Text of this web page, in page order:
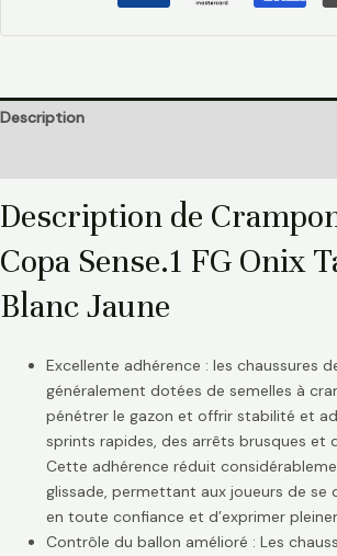
Description
Description de
Copa Sense.1 FG Onix
Blanc Jaune
Excellente adhérence : les chaussures
généralement dotées de semelles à
pénétrer le gazon et offrir stabilité et
sprints rapides, des arrêts brusques et
Cette adhérence réduit
glissade, permettant aux joueurs de se
en toute confiance et d’exprimer
Contrôle du ballon amélioré : Les